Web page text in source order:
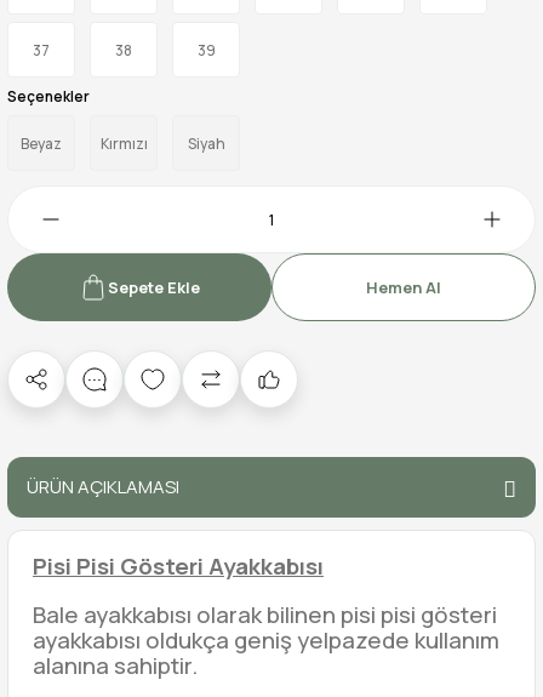
37 38 39
Seçenekler
Beyaz Kırmızı Siyah
Sepete Ekle Hemen Al
ÜRÜN AÇIKLAMASI
Pisi Pisi Gösteri Ayakkabısı
Bale ayakkabısı olarak bilinen pisi pisi gösteri
ayakkabısı oldukça geniş yelpazede kullanım
alanına sahiptir.